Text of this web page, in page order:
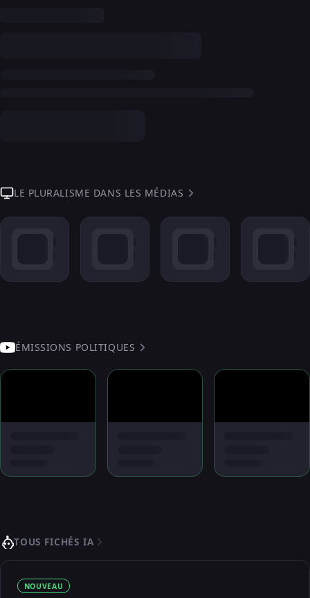
LE PLURALISME DANS LES MÉDIAS
ÉMISSIONS POLITIQUES
TOUS FICHÉS IA
NOUVEAU